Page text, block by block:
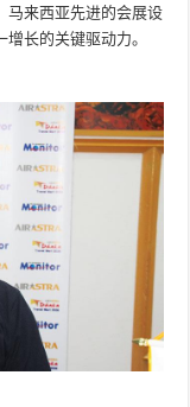
马来西亚先进的会展设
长的关键驱动力。